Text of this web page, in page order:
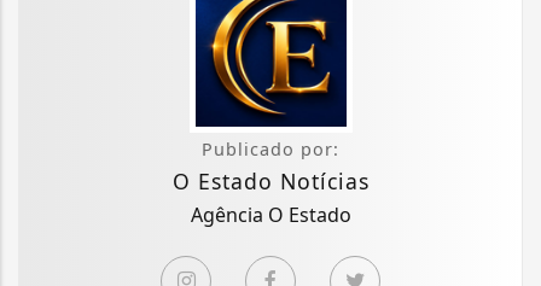
Publicado por:
O Estado Notícias
Agência O Estado